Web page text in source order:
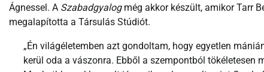
Ágnessel. A Szabadgyalog még akkor készült, amikor Tarr
megalapította a Társulás Stúdiót.
„Én világéletemben azt gondoltam, hogy egyetlen
kerül oda a vászonra. Ebből a szempontból tökéletesen